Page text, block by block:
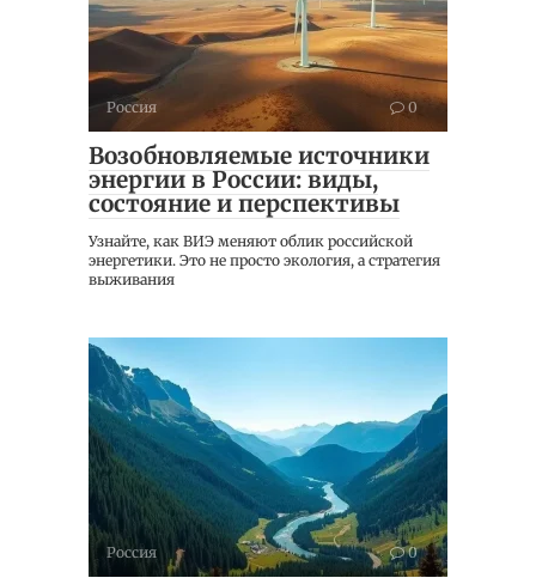
Россия 0
Возобновляемые источники
энергии в России: виды,
состояние и перспективы
Узнайте, как ВИЭ меняют облик российской
энергетики. Это не просто экология, а стратегия
выживания
Россия 0